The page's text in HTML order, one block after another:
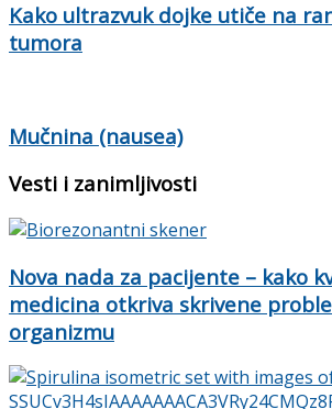
Kako ultrazvuk dojke utiče na
tumora
Mučnina (nausea)
Vesti i zanimljivosti
Nova nada za pacijente – kako
medicina otkriva skrivene
organizmu